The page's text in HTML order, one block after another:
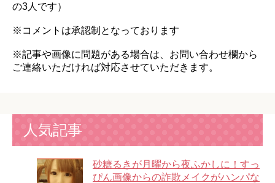
の3人です）
※コメントは承認制となっております
※記事や画像に問題がある場合は、お問い合わせ欄から
ご連絡いただければ対応させていただきます。
人気記事
砂糖るきが月曜から夜ふかしに！すっ
ぴん画像からの詐欺メイクがハンパな